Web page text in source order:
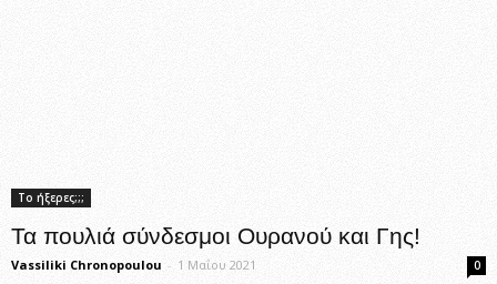
Το ήξερες;;;
Τα πουλιά σύνδεσμοι Ουρανού και Γης!
Vassiliki Chronopoulou - 1 Μαΐου 2021 0